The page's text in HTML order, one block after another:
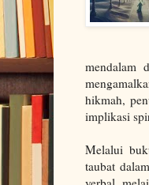
mendalam
hikmah,
implikasi
Melalui
taubat